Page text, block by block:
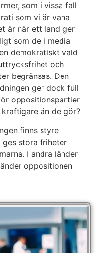
som i vissa fall
som vi är vana
är när ett land ger
som de i media
demokratiskt vald
och
begränsas. Den
ger dock full
oppositionspartier
än de gör?
finns styre
ges stora friheter
I andra länder
oppositionen